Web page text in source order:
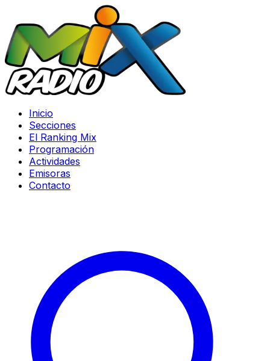
Inicio
Secciones
El Ranking Mix
Programación
Actividades
Emisoras
Contacto